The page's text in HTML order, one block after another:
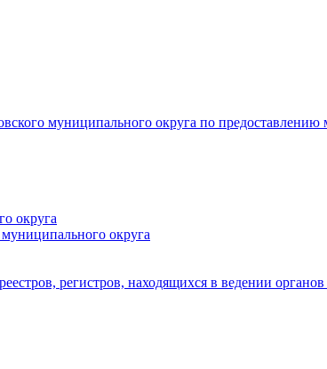
муниципального округа по
округа
округа
регистров, находящихся в ведении